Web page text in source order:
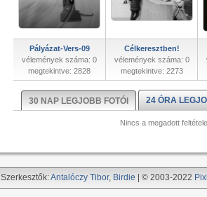
Pályázat-Vers-09
vélemények száma: 0
megtekintve: 2828
Célkeresztben!
vélemények száma: 0
megtekintve: 2273
30 NAP LEGJOBB FOTÓI 24 ÓRA
Nincs a megadott
Szerkesztők:Antalóczy Tibor, Birdie | © 2003-2022